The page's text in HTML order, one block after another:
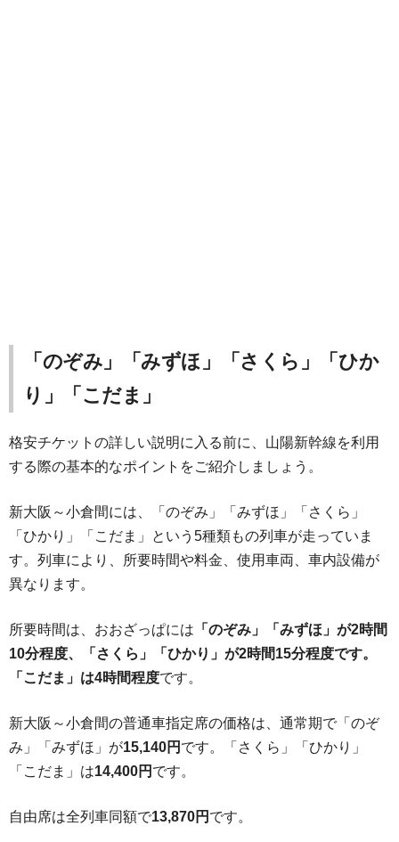
「のぞみ」「みずほ」「さくら」「ひか
り」「こだま」
格安チケットの詳しい説明に入る前に、山陽新幹線を利用
する際の基本的なポイントをご紹介しましょう。
新大阪～小倉間には、「のぞみ」「みずほ」「さくら」
「ひかり」「こだま」という5種類もの列車が走っていま
す。列車により、所要時間や料金、使用車両、車内設備が
異なります。
所要時間は、おおざっぱには 「のぞみ」「みずほ」が2時間
10分程度、「さくら」「ひかり」が2時間15分程度です。
「こだま」は4時間程度です。
新大阪～小倉間の普通車指定席の価格は、通常期で「のぞ
み」「みずほ」が15,140円 です。「さくら」「ひかり」
「こだま」は14,400円 です。
自由席は全列車同額で13,870円 です。